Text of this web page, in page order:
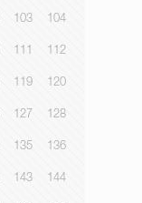
103 104
111 112
119 120
127 128
135 136
143 144